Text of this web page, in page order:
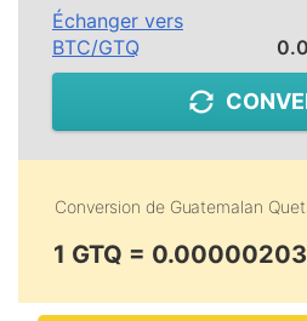
Échanger vers
BTC/GTQ
Conversion de Guatemalan
1 GTQ =